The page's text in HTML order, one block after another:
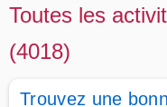
Toutes les
(4018)
Trouvez une